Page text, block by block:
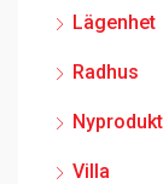
Lägenhet
Radhus
Villa